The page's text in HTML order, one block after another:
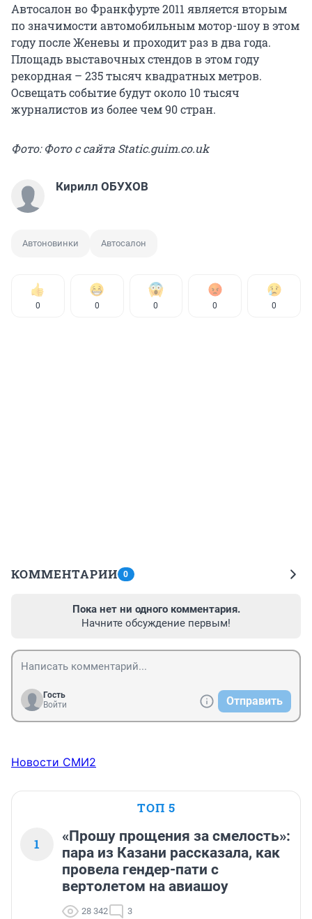
Автосалон во Франкфурте 2011 является вторым
по значимости автомобильным мотор-шоу в этом
году после Женевы и проходит раз в два года.
Площадь выставочных стендов в этом году
рекордная – 235 тысяч квадратных метров.
Освещать событие будут около 10 тысяч
журналистов из более чем 90 стран.
Фото: Фото с сайта Static.guim.co.uk
Кирилл ОБУХОВ
Автоновинки Автосалон
0 0 0 0 0
КОММЕНТАРИИ 0
Пока нет ни одного комментария.
Начните обсуждение первым!
Гость
Войти
Отправить
Новости СМИ2
ТОП 5
1
«Прошу прощения за смелость»:
пара из Казани рассказала, как
провела гендер-пати с
вертолетом на авиашоу
28 342 3